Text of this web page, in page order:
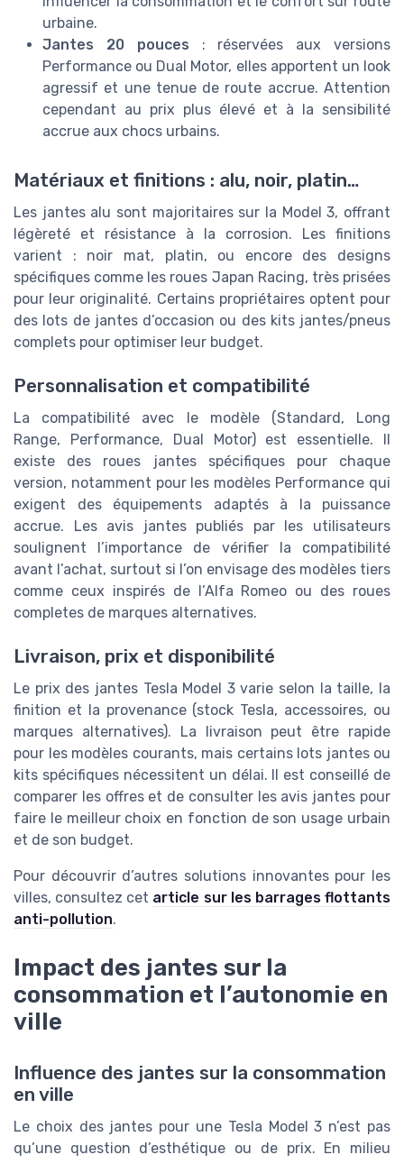
urbaine.
Jantes 20 pouces : réservées aux versions
Performance ou Dual Motor, elles apportent un look
agressif et une tenue de route accrue. Attention
cependant au prix plus élevé et à la sensibilité
accrue aux chocs urbains.
Matériaux et finitions : alu, noir, platin…
Les jantes alu sont majoritaires sur la Model 3, offrant
légèreté et résistance à la corrosion. Les finitions
varient : noir mat, platin, ou encore des designs
spécifiques comme les roues Japan Racing, très prisées
pour leur originalité. Certains propriétaires optent pour
des lots de jantes d’occasion ou des kits jantes/pneus
complets pour optimiser leur budget.
Personnalisation et compatibilité
La compatibilité avec le modèle (Standard, Long
Range, Performance, Dual Motor) est essentielle. Il
existe des roues jantes spécifiques pour chaque
version, notamment pour les modèles Performance qui
exigent des équipements adaptés à la puissance
accrue. Les avis jantes publiés par les utilisateurs
soulignent l’importance de vérifier la compatibilité
avant l’achat, surtout si l’on envisage des modèles tiers
comme ceux inspirés de l’Alfa Romeo ou des roues
completes de marques alternatives.
Livraison, prix et disponibilité
Le prix des jantes Tesla Model 3 varie selon la taille, la
finition et la provenance (stock Tesla, accessoires, ou
marques alternatives). La livraison peut être rapide
pour les modèles courants, mais certains lots jantes ou
kits spécifiques nécessitent un délai. Il est conseillé de
comparer les offres et de consulter les avis jantes pour
faire le meilleur choix en fonction de son usage urbain
et de son budget.
Pour découvrir d’autres solutions innovantes pour les
villes, consultez cet article sur les barrages flottants
anti-pollution.
Impact des jantes sur la
consommation et l’autonomie en
ville
Influence des jantes sur la consommation
en ville
Le choix des jantes pour une Tesla Model 3 n’est pas
qu’une question d’esthétique ou de prix. En milieu